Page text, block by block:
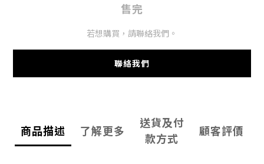
售完
若想購買，請聯絡我們。
聯絡我們
商品描述 了解更多
送貨及付
款方式
顧客評價